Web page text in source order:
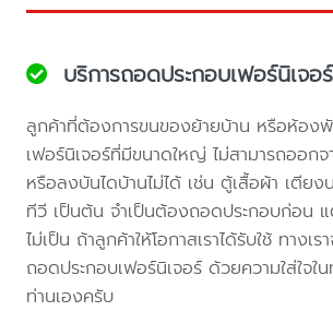
บริการถอดประกอบเฟอร์นิเจอร์
ลูกค้าที่ต้องการขนของย้ายบ้าน หรือห้อง
เฟอร์นิเจอร์ที่มีขนาดใหญ่ ไม่สามารถออก
หรือลงบันไดบ้านไม่ได้ เช่น ตู้เสื้อผ้า เตีย
ทีวี เป็นต้น จำเป็นต้องถอดประกอบก่อน
ไม่เป็น ถ้าลูกค้าให้โอกาสเราได้รับใช้ ทางเร
ถอดประกอบเฟอร์นิเจอร์ ด้วยความใส่ใจใ
ท่านเองครับ